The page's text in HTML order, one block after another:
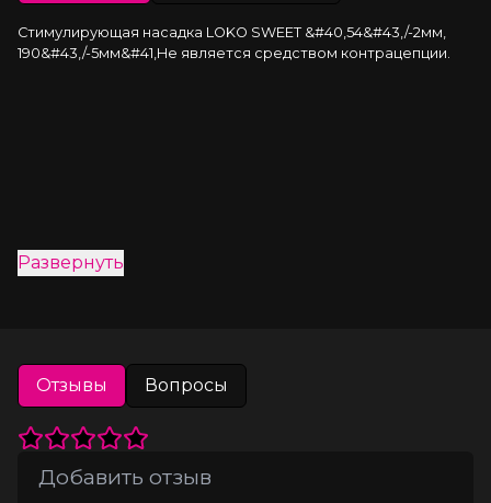
Стимулирующая насадка LOKO SWEET &#40,54&#43,/-2мм,
190&#43,/-5мм&#41,Не является средством контрацепции.
Развернуть
Отзывы Вопросы